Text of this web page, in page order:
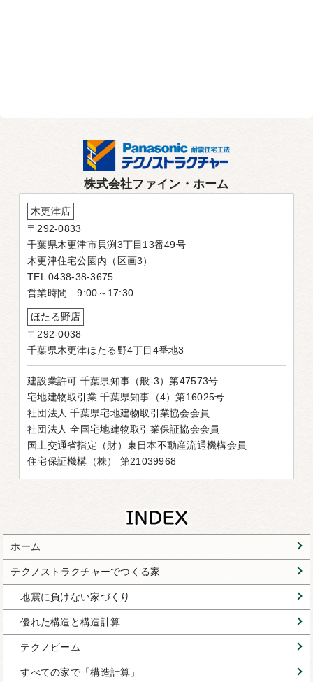
株式会社ファイン・ホーム
木更津店
〒292-0833
千葉県木更津市貝渕3丁目13番49号
木更津住宅公園内（区画3）
TEL 0438-38-3675
営業時間 9:00～17:30
ほたる野店
〒292-0038
千葉県木更津ほたる野4丁目4番地3
建設業許可 千葉県知事（般-3）第47573号
宅地建物取引業 千葉県知事（4）第16025号
社団法人 千葉県宅地建物取引業協会会員
社団法人 全国宅地建物取引業保証協会会員
国土交通省指定（財）東日本不動産流通機構会員
住宅保証機構（株） 第21039968
ホーム
テクノストラクチャーでつくる家
地震に負けない家づくり
優れた構造と構造計算
テクノビーム
すべての家で「構造計算」